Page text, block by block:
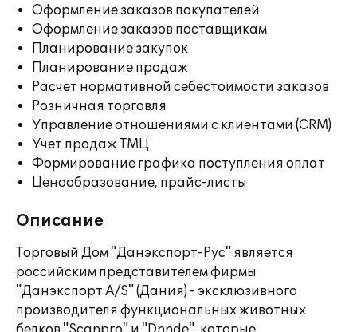
Оформление заказов покупателей
Оформление заказов поставщикам
Планирование закупок
Планирование продаж
Расчет нормативной себестоимости заказов
Розничная торговля
Управление отношениями с клиентами (CRM)
Учет продаж ТМЦ
Формирование графика поступления оплат
Ценообразование, прайс-листы
Описание
Торговый Дом "Данэкспорт-Рус" является
российским представителем фирмы
"Данэкспорт A/S" (Дания) - эксклюзивного
производителя функциональных животных